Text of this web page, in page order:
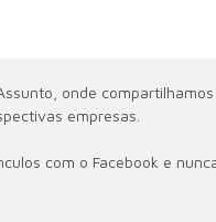
onde
empresas.
com o Facebook e